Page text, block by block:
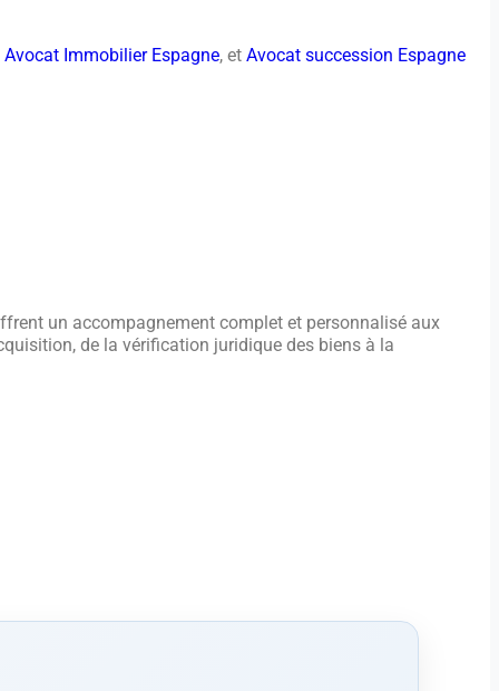
Avocat Immobilier Espagne, et Avocat succession Espagne
un accompagnement complet et personnalisé aux
de la vérification juridique des biens à la